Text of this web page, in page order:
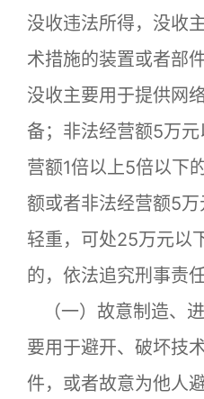
没收违法所得，没收
术措施的装置或者部
没收主要用于提供网
备；非法经营额5万
营额1倍以上5倍以下
额或者非法经营额5
轻重，可处25万元以
的，依法追究刑事责任
（一）故意制造、
要用于避开、破坏技
件，或者故意为他人